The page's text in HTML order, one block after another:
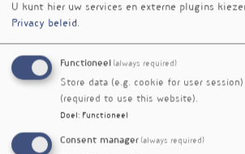
U kunt hier uw services en externe plugins
Privacy beleid.
Functioneel (always required)
Store data (e.g. cookie for user
(required to use this website).
Doel : Functioneel
Consent manager (always required)